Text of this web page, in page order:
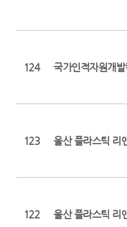
124 국가인적자원개
123 울산 플라스틱 리
122 울산 플라스틱 리